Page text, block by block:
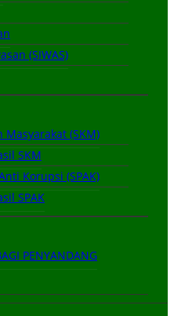
(SIWAS)
Masyarakat (SKM)
SKM
Korupsi (SPAK)
SPAK
PENYANDANG